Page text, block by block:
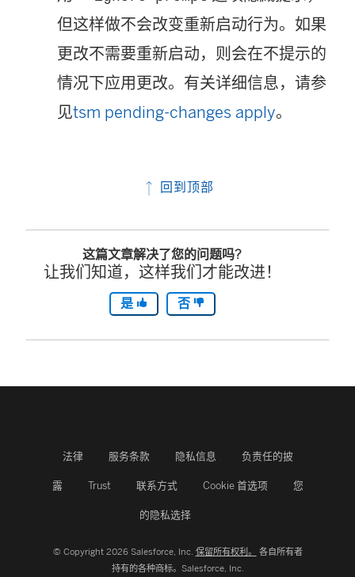
但这样做不会改变重新启动行为。如果
更改不需要重新启动，则会在不提示的
情况下应用更改。有关详细信息，请参
见tsm pending-changes apply。
回到顶部
这篇文章解决了您的问题吗?
让我们知道，这样我们才能改进！
是 否
法律 服务条款 隐私信息 负责任的披
露 Trust 联系方式 Cookie 首选项 您
的隐私选择
© Copyright 2026 Salesforce, Inc. 保留所有权利。
各自所有者
持有的各种商标。Salesforce, Inc.